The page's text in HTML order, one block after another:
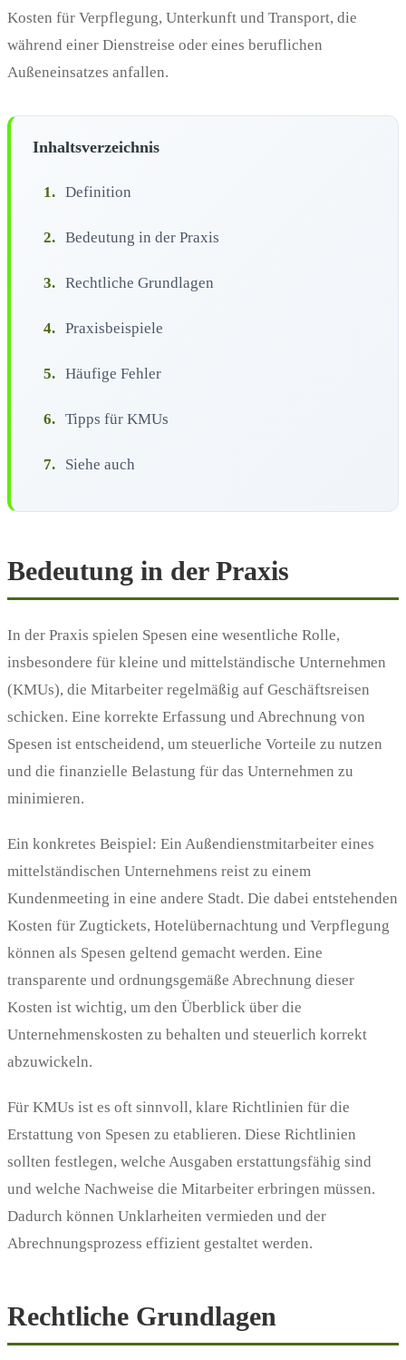
Kosten für Verpflegung, Unterkunft und Transport, die
während einer Dienstreise oder eines beruflichen
Außeneinsatzes anfallen.
Inhaltsverzeichnis
1. Definition
2. Bedeutung in der Praxis
3. Rechtliche Grundlagen
4. Praxisbeispiele
5. Häufige Fehler
6. Tipps für KMUs
7. Siehe auch
Bedeutung in der Praxis
In der Praxis spielen Spesen eine wesentliche Rolle,
insbesondere für kleine und mittelständische Unternehmen
(KMUs), die Mitarbeiter regelmäßig auf Geschäftsreisen
schicken. Eine korrekte Erfassung und Abrechnung von
Spesen ist entscheidend, um steuerliche Vorteile zu nutzen
und die finanzielle Belastung für das Unternehmen zu
minimieren.
Ein konkretes Beispiel: Ein Außendienstmitarbeiter eines
mittelständischen Unternehmens reist zu einem
Kundenmeeting in eine andere Stadt. Die dabei entstehenden
Kosten für Zugtickets, Hotelübernachtung und Verpflegung
können als Spesen geltend gemacht werden. Eine
transparente und ordnungsgemäße Abrechnung dieser
Kosten ist wichtig, um den Überblick über die
Unternehmenskosten zu behalten und steuerlich korrekt
abzuwickeln.
Für KMUs ist es oft sinnvoll, klare Richtlinien für die
Erstattung von Spesen zu etablieren. Diese Richtlinien
sollten festlegen, welche Ausgaben erstattungsfähig sind
und welche Nachweise die Mitarbeiter erbringen müssen.
Dadurch können Unklarheiten vermieden und der
Abrechnungsprozess effizient gestaltet werden.
Rechtliche Grundlagen